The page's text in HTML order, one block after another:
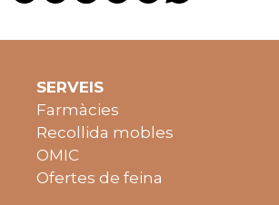
SERVEIS
Farmàcies
Recollida mobles
OMIC
Ofertes de feina